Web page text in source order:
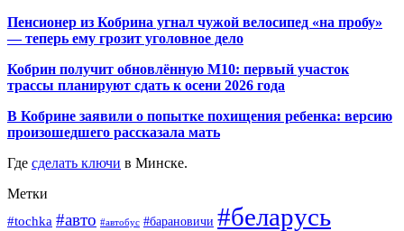
Пенсионер из Кобрина угнал чужой велосипед «на пробу»
— теперь ему грозит уголовное дело
Кобрин получит обновлённую М10: первый участок
трассы планируют сдать к осени 2026 года
В Кобрине заявили о попытке похищения ребенка: версию
произошедшего рассказала мать
Где сделать ключи в Минске.
Метки
#tochka #авто #автобус #барановичи #беларусь